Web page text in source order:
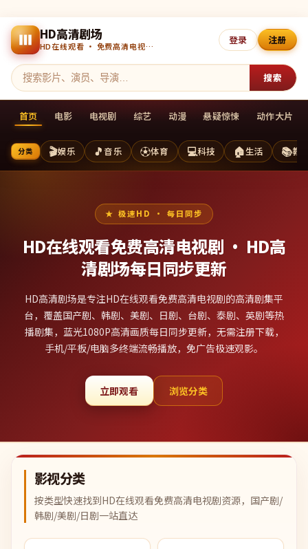
HD高清剧场
HD在线观看 · 免费高清电视剧 · 每日更新
搜索
登录 注册
首页 电影 电视剧 综艺 动漫 悬疑惊悚 动作大片
分类 🎬娱乐 🎵音乐 ⚽体育 💻科技 🏠生活 📚教
极速HD · 每日同步
HD在线观看免费高清电视剧 · HD高
清剧场每日同步更新
HD高清剧场是专注HD在线观看免费高清电视剧的高清剧集平
台，覆盖国产剧、韩剧、美剧、日剧、台剧、泰剧、英剧等热
播剧集，蓝光1080P高清画质每日同步更新，无需注册下载，
手机/平板/电脑多终端流畅播放，免广告极速观影。
立即观看 浏览分类
影视分类
按类型快速找到HD在线观看免费高清电视剧资源，国产剧/
韩剧/美剧/日剧一站直达